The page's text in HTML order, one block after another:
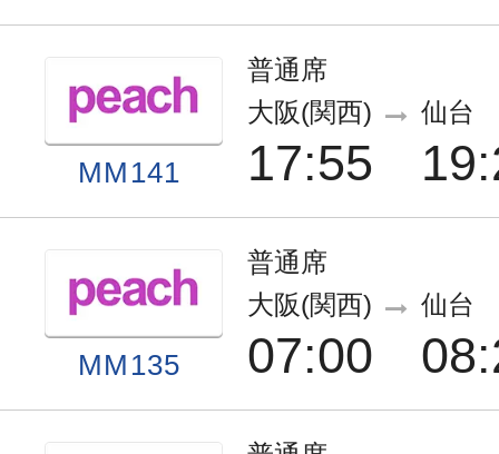
MM141
普通席
大阪(関西)
17:55
仙台
MM135
普通席
大阪(関西)
07:00
仙台